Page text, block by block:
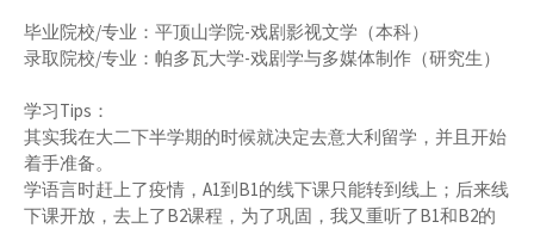
毕业院校/专业：平顶山学院-戏剧影视文学（本科）
录取院校/专业：帕多瓦大学-戏剧学与多媒体制作（研究生）
学习Tips：
其实我在大二下半学期的时候就决定去意大利留学，并且开始
着手准备。
学语言时赶上了疫情，A1到B1的线下课只能转到线上；后来线
下课开放，去上了B2课程，为了巩固，我又重听了B1和B2的